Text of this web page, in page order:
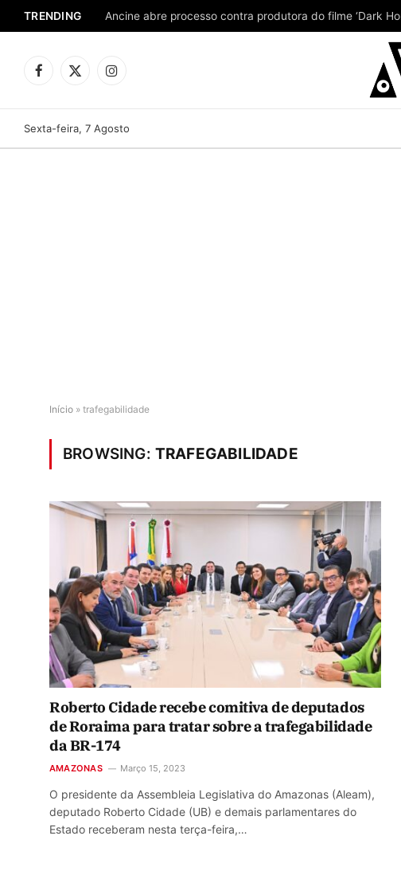
TRENDING Ancine abre processo contra produtora do filme ‘Dark
Facebook
X
Instagram
Sexta-feira, 7 Agosto
Início » trafegabilidade
BROWSING: TRAFEGABILIDADE
Roberto Cidade recebe comitiva de deputados
de Roraima para tratar sobre a trafegabilidade
da BR-174
AMAZONAS Março 15, 2023
O presidente da Assembleia Legislativa do Amazonas (Aleam),
deputado Roberto Cidade (UB) e demais parlamentares do
Estado receberam nesta terça-feira,…